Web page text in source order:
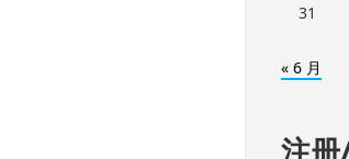
31
« 6 月
注